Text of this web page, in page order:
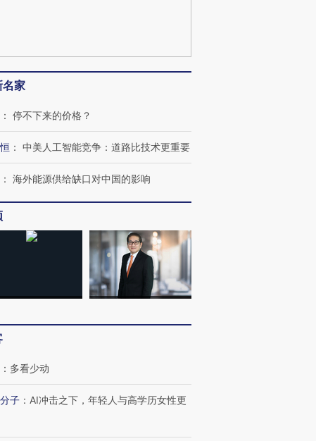
走私7万
体内含3种
四届链博
名家
： 停不下来的价格？
： 中美人工智能竞争：道路比技术更重要
： 海外能源供给缺口对中国的影响
： 多看少动
子 ： AI冲击之下，年轻人与高学历女性更